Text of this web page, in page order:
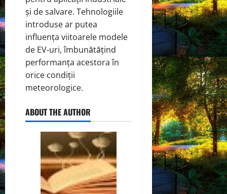
și de salvare. Tehnologiile
introduse ar putea
influența viitoarele modele
de EV-uri, îmbunătățind
performanța acestora în
orice condiții
meteorologice.
ABOUT THE AUTHOR